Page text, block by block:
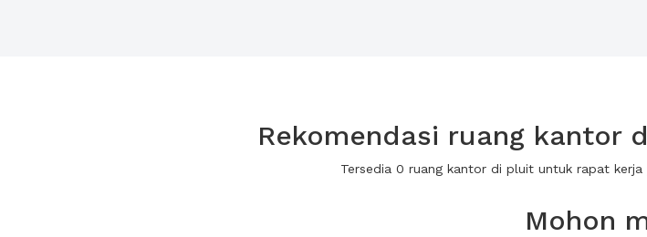
Rekomendasi ruang kantor
Tersedia 0 ruang kantor di pluit untuk rapat kerja
Mohon